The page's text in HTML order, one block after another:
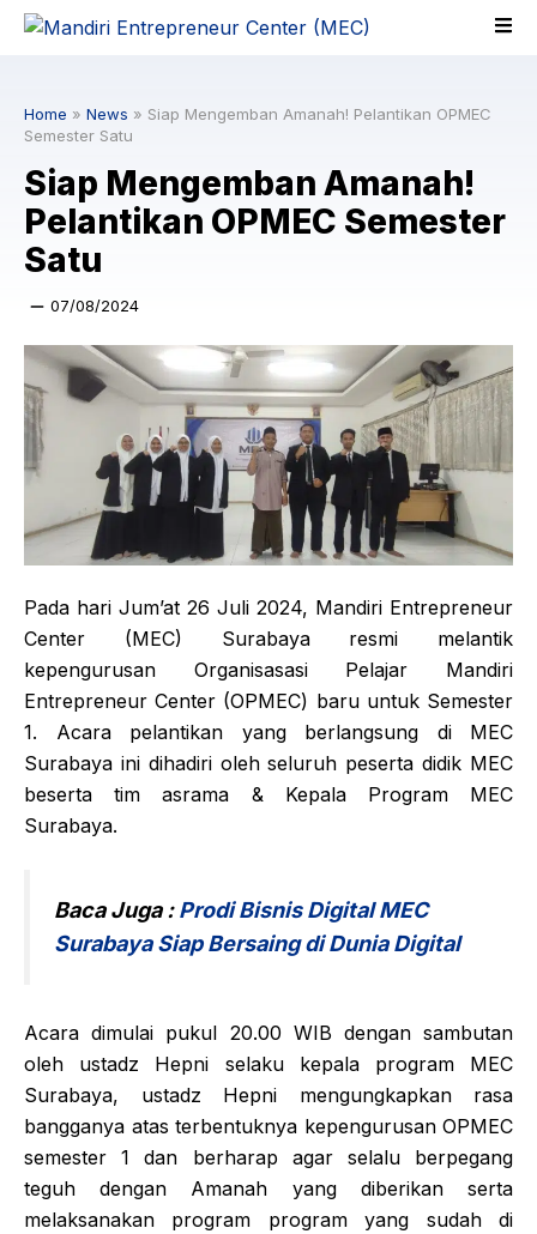
Skip
Home » News » Siap Mengemban Amanah! Pelantikan OPMEC
Semester Satu
Siap Mengemban Amanah!
Pelantikan OPMEC Semester
Satu
07/08/2024
Pada hari Jum’at 26 Juli 2024, Mandiri Entrepreneur
Center (MEC) Surabaya resmi melantik
kepengurusan Organisasasi Pelajar Mandiri
Entrepreneur Center (OPMEC) baru untuk Semester
1. Acara pelantikan yang berlangsung di MEC
Surabaya ini dihadiri oleh seluruh peserta didik MEC
beserta tim asrama & Kepala Program MEC
Surabaya.
Baca Juga :Prodi Bisnis Digital MEC
Surabaya Siap Bersaing di Dunia Digital
Acara dimulai pukul 20.00 WIB dengan sambutan
oleh ustadz Hepni selaku kepala program MEC
Surabaya, ustadz Hepni mengungkapkan rasa
bangganya atas terbentuknya kepengurusan OPMEC
semester 1 dan berharap agar selalu berpegang
teguh dengan Amanah yang diberikan serta
melaksanakan program program yang sudah di